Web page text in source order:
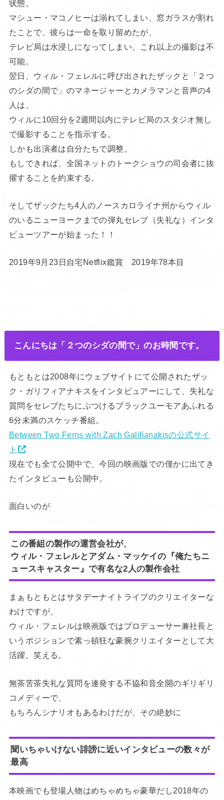
状態。
マシュー・マコノヒーは溺れてしまい、窓ガラスが割れ
たことで、彼らは一命を取り留めたが、
テレビ局は水浸しになってしまい、これ以上の撮影は不
可能。
翌日、ウィル・フェレルに呼び出されたザックと「２つ
のシダの間で」のマネージャーとカメラマンと音声の4
人は、
ウィルに10回分を2週間以内にテレビ局のスタジオ無し
で撮影することを指示する。
しかも出演者は自分たちで調整。
もしできれば、全国ネットのトークショウの司会者に抜
擢することを約束する。
そしてザックたち4人のノースカロライナ州からウィル
のいるニューヨークまでの弾丸セレブ（失礼な）インタ
ビューツアーが始まった！！
2019年9月23日自宅Netflix鑑賞 2019年78本目
こんにちは「２つのシダの間で」のお時間です。
もともとは2008年にウェブサイトにて公開されたザッ
ク・ガリフィアナキスをインタビュアーにして、失礼な
質問をセレブたちにぶつけるブラックユーモアあふれる
6分未満のスケッチ番組。
Between Two Ferns with Zach Galifianakisの公式サイ
ト
現在でも全て公開中で、今回の映画版での僅かに出てき
たインタビューも公開中。
面白いのが
この番組の製作の運営会社が、
ウィル・フェレルとアダム・マッケイの『俺たちニ
ュースキャスター』で有名な2人の製作会社
まぁもともとはサタデーナイトライブのクリエイターな
わけですが、
ウィル・フェレルは映画版ではプロデューサー兼社長と
いうポジションで素っ頓狂な豪腕クリエイターとして大
活躍。笑える。
無茶苦茶失礼な質問を連発する不協和音全開のギリギリ
コメディーで、
もちろんシナリオもあるわけだが、その絶妙に
聞いちゃいけない誹謗に近いインタビューの数々が
最高
本映画でも登場人物はめちゃめちゃ豪華だし2018年の